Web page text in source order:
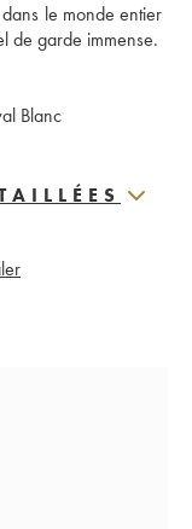
le monde entier
Blanc